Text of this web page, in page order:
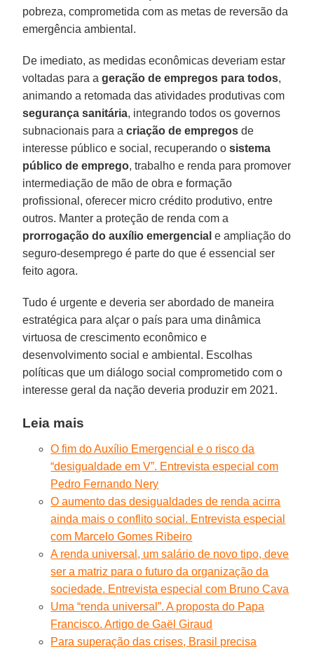
pobreza, comprometida com as metas de reversão da
emergência ambiental.
De imediato, as medidas econômicas deveriam estar
voltadas para ageração de empregos para todos,
animando a retomada das atividades produtivas com
segurança sanitária, integrando todos os governos
subnacionais para acriação de empregos de
interesse público e social, recuperando osistema
público de emprego, trabalho e renda para promover
intermediação de mão de obra e formação
profissional, oferecer micro crédito produtivo, entre
outros. Manter a proteção de renda com a
prorrogação do auxílio emergencial e ampliação do
seguro-desemprego é parte do que é essencial ser
feito agora.
Tudo é urgente e deveria ser abordado de maneira
estratégica para alçar o país para uma dinâmica
virtuosa de crescimento econômico e
desenvolvimento social e ambiental. Escolhas
políticas que um diálogo social comprometido com o
interesse geral da nação deveria produzir em 2021.
Leia mais
O fim do Auxílio Emergencial e o risco da
“desigualdade em V”. Entrevista especial com
Pedro Fernando Nery
O aumento das desigualdades de renda acirra
ainda mais o conflito social. Entrevista especial
com Marcelo Gomes Ribeiro
A renda universal, um salário de novo tipo, deve
ser a matriz para o futuro da organização da
sociedade. Entrevista especial com Bruno Cava
Uma “renda universal”. A proposta do Papa
Francisco. Artigo de Gaël Giraud
Para superação das crises, Brasil precisa